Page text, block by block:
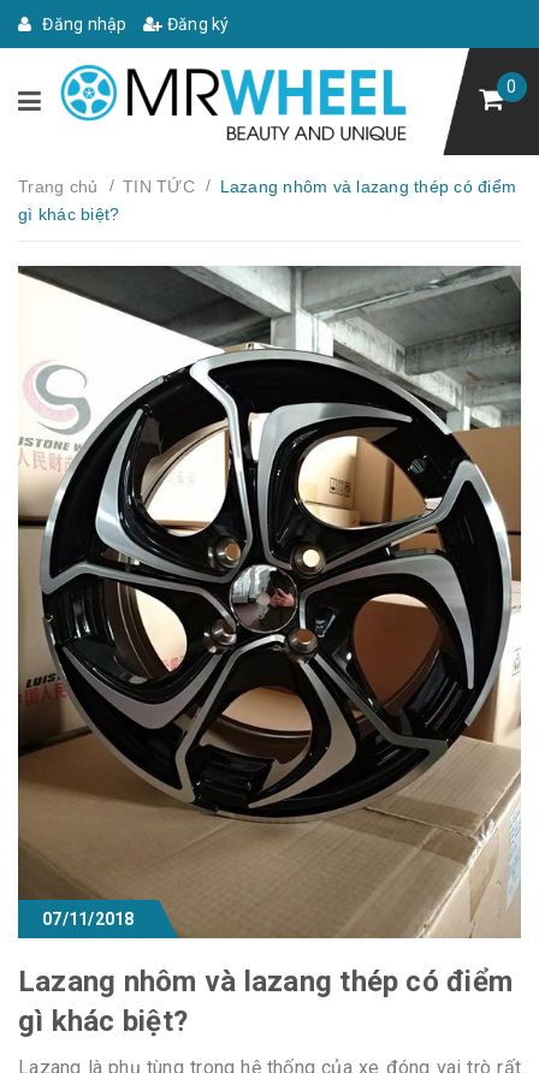
Đăng nhập Đăng ký
0
Trang chủ / TIN TỨC / Lazang nhôm và lazang thép có điểm
gì khác biệt?
07/11/2018
Lazang nhôm và lazang thép có điểm
gì khác biệt?
Lazang là phụ tùng trong hệ thống của xe đóng vai trò rất